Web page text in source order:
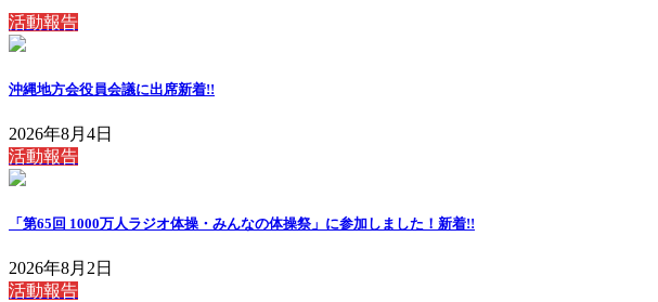
活動報告
沖縄地方会役員会議に出席新着!!
2026年8月4日
活動報告
「第65回 1000万人ラジオ体操・みんなの体操祭」に参加しました！ 新着!!
2026年8月2日
活動報告